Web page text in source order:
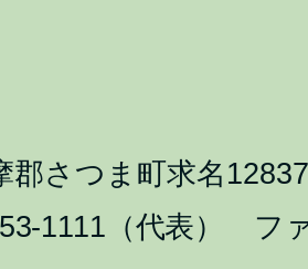
郡さつま町求名
1111（代表） フ